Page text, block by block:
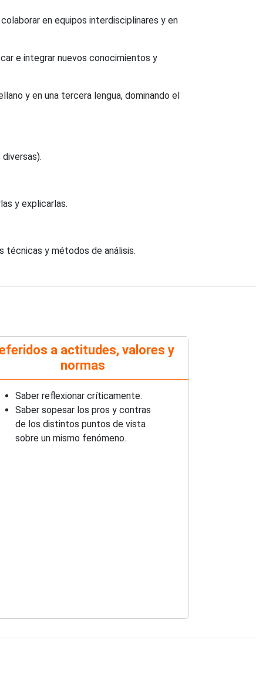
en equipos interdisciplinares y en
e integrar nuevos conocimientos y
y en una tercera lengua, dominando el
y explicarlas.
técnicas y métodos de análisis.
a actitudes, valores y
normas
Saber reflexionar críticamente.
Saber sopesar los pros y contras
de los distintos puntos de vista
sobre un mismo fenómeno.